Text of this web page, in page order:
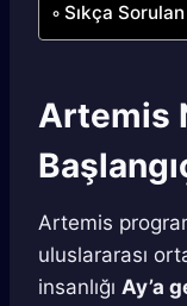
Sıkça
Artemis
Artemis
uluslararası
insanlığı Ay’a